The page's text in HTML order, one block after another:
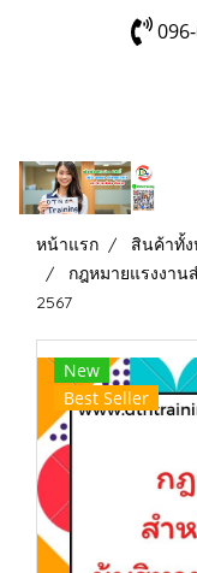
หน้าแรก สินค้าทั้
กฎหมายแรงงาน
2567
New
Best Seller